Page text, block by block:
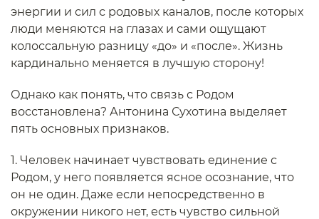
энергии и сил с родовых каналов, после которых
люди меняются на глазах и сами ощущают
колоссальную разницу «до» и «после». Жизнь
кардинально меняется в лучшую сторону!
Однако как понять, что связь с Родом
восстановлена? Антонина Сухотина выделяет
пять основных признаков.
1. Человек начинает чувствовать единение с
Родом, у него появляется ясное осознание, что
он не один. Даже если непосредственно в
окружении никого нет, есть чувство сильной